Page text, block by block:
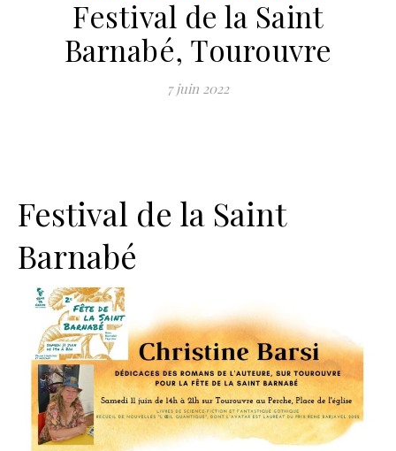
Festival de la Saint
Barnabé, Tourouvre
7 juin 2022
Festival de la Saint
Barnabé